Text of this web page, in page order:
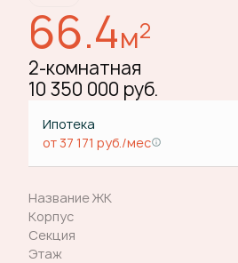
66.4м2
2-комнатная
10 350 000 руб.
Ипотека
от 37 171 руб./мес
Название ЖК
Корпус
Секция
Этаж